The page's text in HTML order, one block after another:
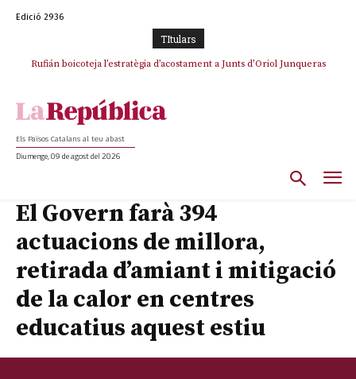
Edició 2936
TItulars
Rufián boicoteja l’estratègia d’acostament a Junts d’Oriol Junqueras
Rufián dinamita la unitat independentista amb un atac frontal al retorn
Els Països Catalans al teu abast
Diumenge, 09 de agost del 2026
El Govern farà 394
actuacions de millora,
retirada d’amiant i mitigació
de la calor en centres
educatius aquest estiu